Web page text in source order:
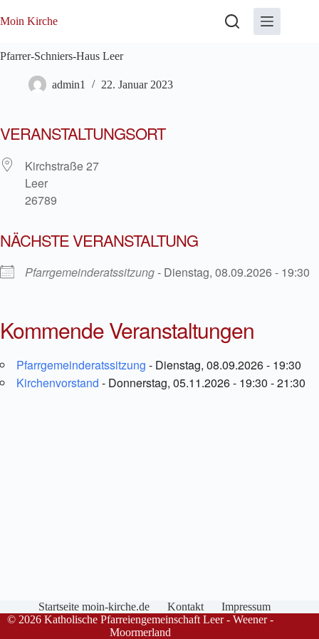
Inhalt
Moin Kirche
Pfarrer-Schniers-Haus Leer
admin1 22. Januar 2023
VERANSTALTUNGSORT
Kirchstraße 27
Leer
26789
NÄCHSTE VERANSTALTUNG
Pfarrgemeinderatssitzung- Dienstag, 08.09.2026 - 19:30
Kommende Veranstaltungen
Pfarrgemeinderatssitzung - Dienstag, 08.09.2026 - 19:30
Kirchenvorstand - Donnerstag, 05.11.2026 - 19:30 - 21:30
Startseite moin-kirche.de Kontakt
Impressum
© 2026 Katholische Pfarreiengemeinschaft Leer - Weener -
Moormerland